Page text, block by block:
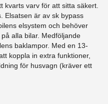
kvarts varv för att sitta säkert.
Elsatsen är av sk bypass
elsystem och behöver
alla bilar. Medföljande
baklampor. Med en 13-
koppla in extra funktioner,
för husvagn (kräver ett